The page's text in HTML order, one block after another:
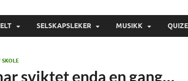
SELSKAPSLEKER MUSIKK
SKOLE
sviktet enda en gang…